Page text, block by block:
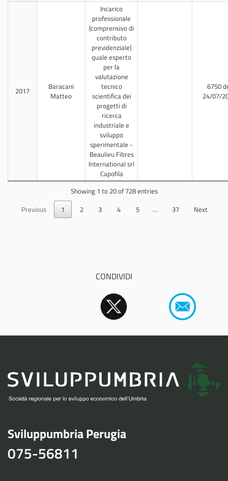
2017
Baracani
Matteo
Incarico
professionale
(comprensivo di
contributo
previdenziale)
quale esperto
per la
valutazione
tecnico
scientifica dei
progetti di
ricerca
industriale e
sviluppo
sperimentale -
Beaulieu Fibres
International srl
Capofila
6750
24/07/
Showing 1 to 20 of 728 entries
Previous
1 2 3 4 5 … 37 Next
CONDIVIDI
Sviluppumbria Perugia
075-56811